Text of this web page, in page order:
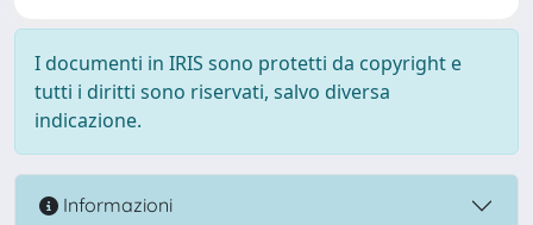
I documenti in IRIS sono protetti da copyright e
tutti i diritti sono riservati, salvo diversa
indicazione.
Informazioni